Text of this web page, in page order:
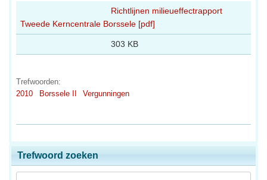
Richtlijnen milieueffectrapport
Tweede Kerncentrale Borssele [pdf]
303 KB
Trefwoorden:
2010
Borssele II Vergunningen
Trefwoord zoeken